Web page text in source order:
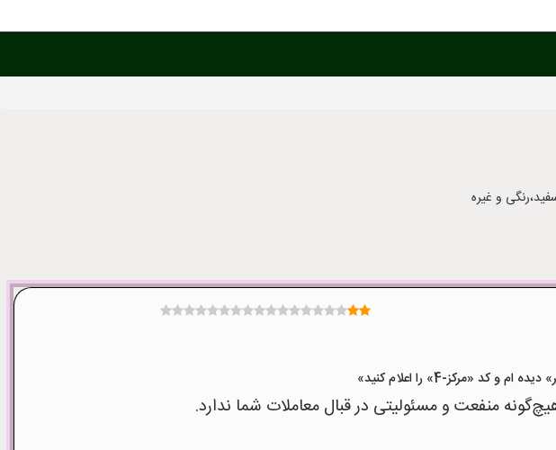
و غیره
«مرکز-4» را اعلام کنید»
منفعت و مسئولیتی در قبال معاملات شما ندارد.